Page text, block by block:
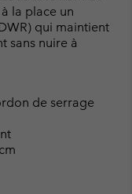
la place un
qui maintient
sans nuire à
de serrage